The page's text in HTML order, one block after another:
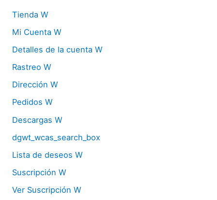
Tienda W
Mi Cuenta W
Detalles de la cuenta W
Rastreo W
Dirección W
Pedidos W
Descargas W
dgwt_wcas_search_box
Lista de deseos W
Suscripción W
Ver Suscripción W